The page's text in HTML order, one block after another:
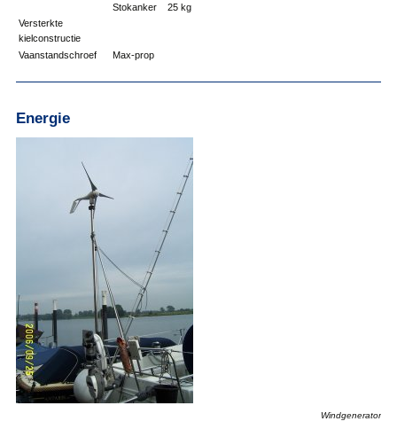
Stokanker 25 kg
Versterkte
kielconstructie
Vaanstandschroef
Max-prop
Energie
Windgenerator